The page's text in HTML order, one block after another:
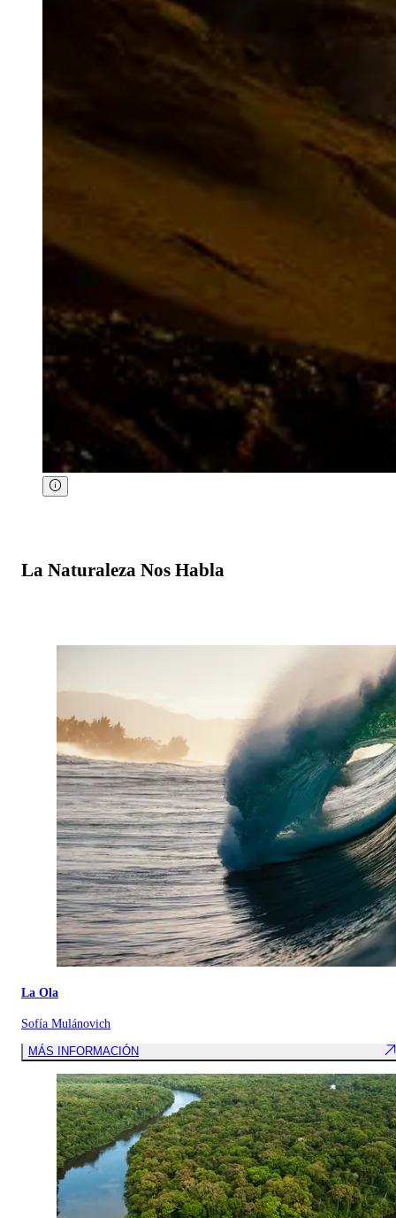
La Naturaleza Nos Habla
La Ola
Sofía Mulánovich
MÁS INFORMACIÓN